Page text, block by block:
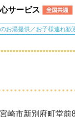
サービス
お湯提供／お子様連れ歓
崎市新別府町堂前